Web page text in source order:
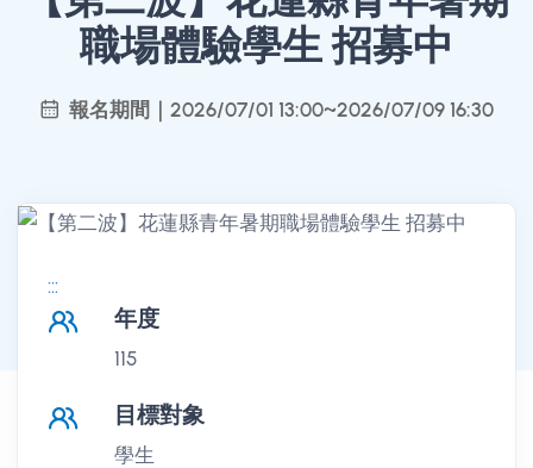
職場體驗學生 招募中
報名期間｜2026/07/01 13:00~2026/07/09 16:30
:::
職探所活動內容
年度
115
目標對象
學生